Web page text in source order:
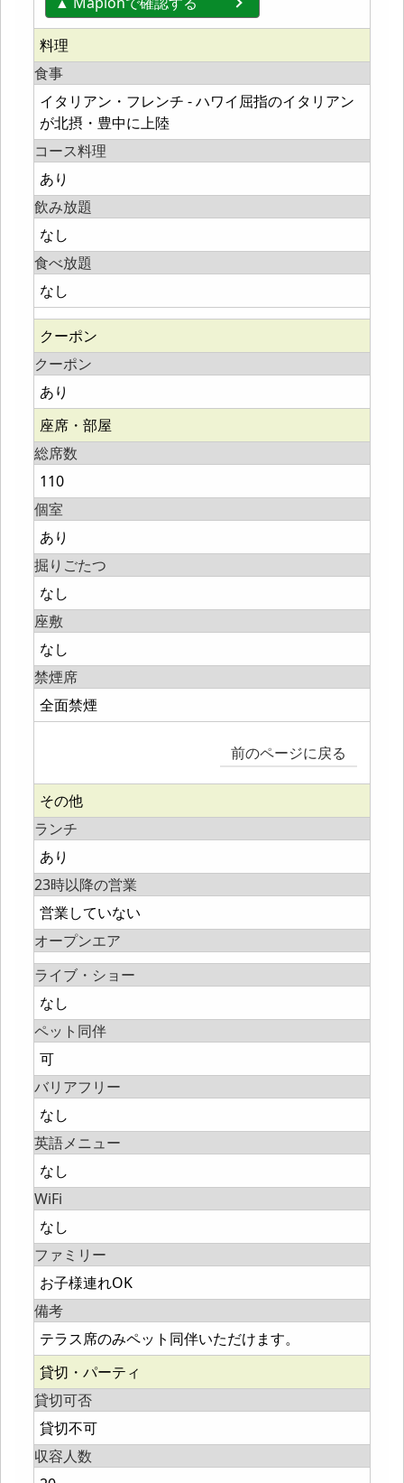
料理
食事
イタリアン・フレンチ - ハワイ屈指のイタリアン
が北摂・豊中に上陸
コース料理
あり
飲み放題
なし
食べ放題
なし
クーポン
クーポン
あり
座席・部屋
総席数
110
個室
あり
掘りごたつ
なし
座敷
なし
禁煙席
全面禁煙
前のページに戻る
その他
ランチ
あり
23時以降の営業
営業していない
オープンエア
ライブ・ショー
なし
ペット同伴
可
バリアフリー
なし
英語メニュー
なし
WiFi
なし
ファミリー
お子様連れOK
備考
テラス席のみペット同伴いただけます。
貸切・パーティ
貸切可否
貸切不可
収容人数